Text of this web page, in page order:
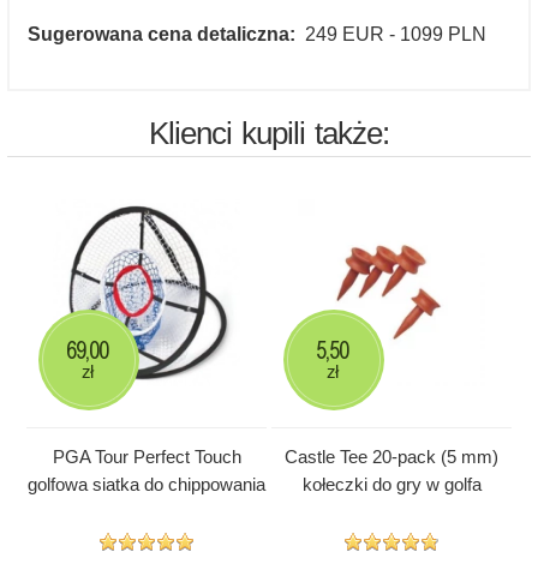
Sugerowana cena detaliczna: 249 EUR - 1099 PLN
Klienci kupili także:
PGA Tour Perfect Touch
golfowa siatka do chippowania
69,00
zł
Castle Tee 20-pack (5 mm)
kołeczki do gry w golfa
5,50
zł